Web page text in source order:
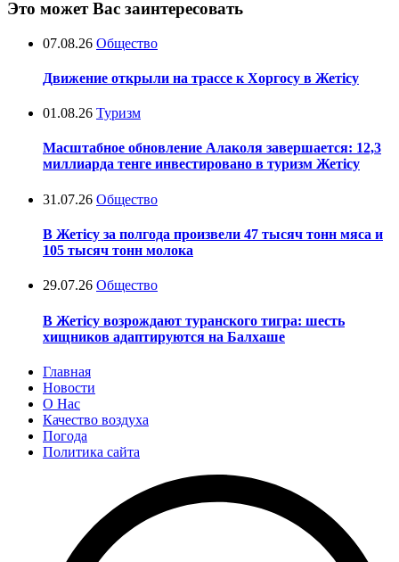
Это может Вас заинтересовать
07.08.26 Общество
Движение открыли на трассе к Хоргосу в Жетісу
01.08.26 Туризм
Масштабное обновление Алаколя завершается: 12,3
миллиарда тенге инвестировано в туризм Жетісу
31.07.26 Общество
В Жетісу за полгода произвели 47 тысяч тонн мяса и
105 тысяч тонн молока
29.07.26 Общество
В Жетісу возрождают туранского тигра: шесть
хищников адаптируются на Балхаше
Главная
Новости
О Нас
Качество воздуха
Погода
Политика сайта